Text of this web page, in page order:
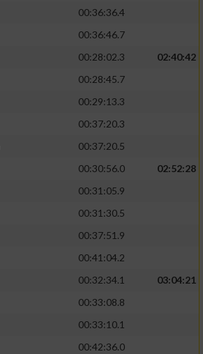
00:36:36.4
00:36:46.7
00:28:02.3
02:40:42
00:28:45.7
00:29:13.3
00:37:20.3
00:37:20.5
00:30:56.0
02:52:28
00:31:05.9
00:31:30.5
00:37:51.9
00:41:04.2
00:32:34.1
03:04:21
00:33:08.8
00:33:10.1
00:42:36.0